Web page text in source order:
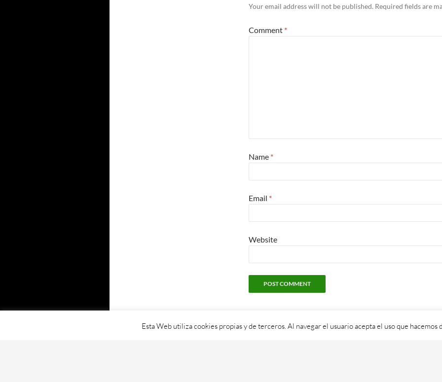
Your email address will not be published. Required fields are
Comment *
Name *
Email *
Website
Esta Web utiliza cookies propias y de terceros. Al navegar el usuario acepta el uso que hacemos